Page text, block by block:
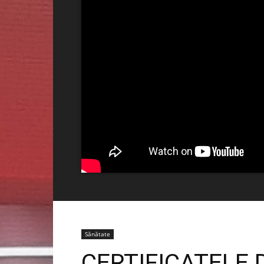
Sănătate